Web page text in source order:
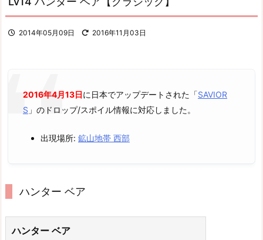
2014年05月09日 2016年11月03日
2016年4月13日に日本でアップデートされた「SAVIOR
S 」のドロップ/スポイル情報に対応しました。
出現場所: 鉱山地帯 西部
ハンター ベア
ハンター ベア